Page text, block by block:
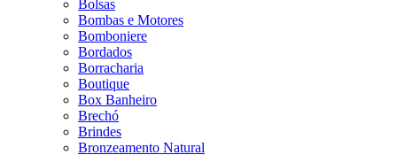
Bolsas
Bombas e Motores
Bomboniere
Bordados
Borracharia
Boutique
Box Banheiro
Brechó
Brindes
Bronzeamento Natural